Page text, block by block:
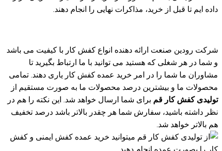
داده ایم تا قبل از خرید، مذاکرات نهایی را انجام دهند.
شرکت رودین صنعت ارائه دهنده انواع کفش کار با کیفیت می باشد
و شما در هر شغلی که هستید می توانید با ما ارتباط بگیرید تا
مشاوران ما شما را در امر خرید عمده کفش کار یاری دهند. تمامی
محصولات ما و بیشترین درصد محصولات ما به صورت مستقیم از
تولیدی کفش کار قم برای شما ارسال خواهد شد. این نکته را هم در
نظر داشته باشید، سفارش شما هر چقدر بالاتر باشد درصد تخفیف
هم بالاتر خواهد شد.